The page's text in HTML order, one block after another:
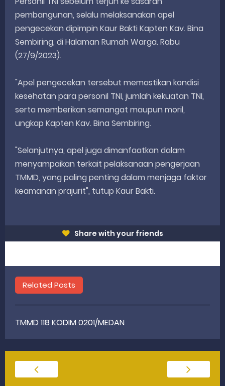
pembangunan, selalu melaksanakan apel
pengecekan dipimpin Kaur Bakti Kapten Kav. Bina
Sembiring, di Halaman Rumah Warga. Rabu
(27/9/2023).
"Apel pengecekan tersebut memastikan kondisi
kesehatan para personil TNI, jumlah kekuatan TNI,
serta memberikan semangat maupun moril,
ungkap Kapten Kav. Bina Sembiring.
"Selanjutnya, apel juga dimanfaatkan dalam
menyampaikan terkait pelaksanaan pengerjaan
TMMD, yang paling penting dalam menjaga faktor
keamanan prajurit", tutup Kaur Bakti.
Share with your friends
Related Posts
TMMD 118 KODIM 0201/MEDAN